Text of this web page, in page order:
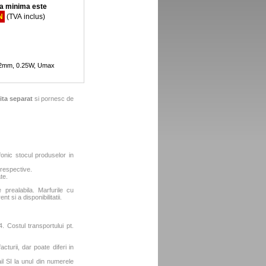
minima este
(TVA inclus)
0.25W, Umax
separat si pornesc de
stocul produselor in
Marfurile cu
si a disponibilitatii.
Costul transportului pt.
dar poate diferi in
SI la unul din numerele